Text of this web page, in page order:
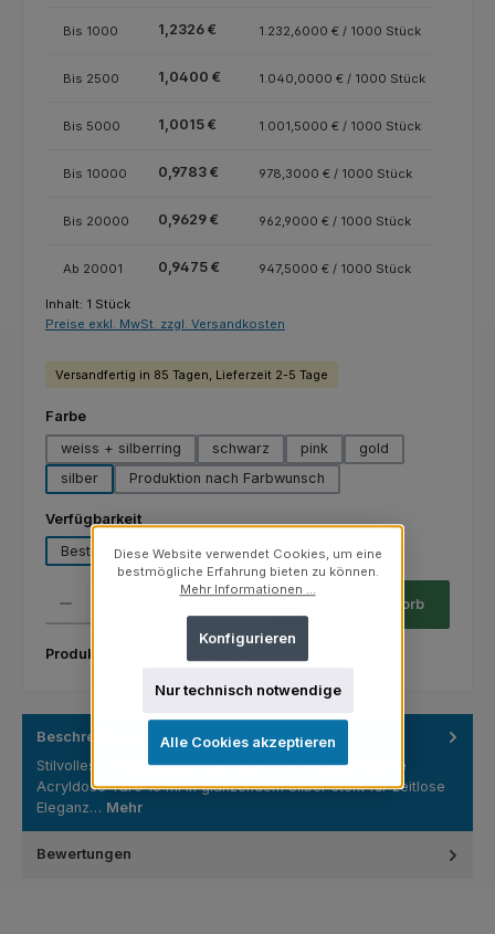
Bis 1000 1,2326 € 1.232,6000 € / 1000 Stück
Bis 2500 1,0400 € 1.040,0000 € / 1000 Stück
Bis 5000 1,0015 € 1.001,5000 € / 1000 Stück
Bis 10000 0,9783 € 978,3000 € / 1000 Stück
Bis 20000 0,9629 € 962,9000 € / 1000 Stück
Ab 20001 0,9475 € 947,5000 € / 1000 Stück
Inhalt: 1 Stück
Preise exkl. MwSt. zzgl. Versandkosten
Versandfertig in 85 Tagen, Lieferzeit 2-5 Tage
Farbeauswählen
weiss + silberring
schwarz pink
gold
silber
Produktion nach Farbwunsch
Verfügbarkeitauswählen
Bestellware
Lagerware
Produkt Anzahl: Gib den gewünschten Wert ein oder benutze die
Stück In den Warenkorb
Produktnummer:
Beschreibung
Stilvolles Packaging mit markanter Farbanpassung Die
Acryldose Taro 15 ml in glänzendem Silber steht für zeitlose
Eleganz… Mehr
Bewertungen
Diese Website verwendet Cookies, um eine
bestmögliche Erfahrung bieten zu können.
Mehr Informationen ...
Nur technisch notwendige
Konfigurieren
Alle Cookies akzeptieren